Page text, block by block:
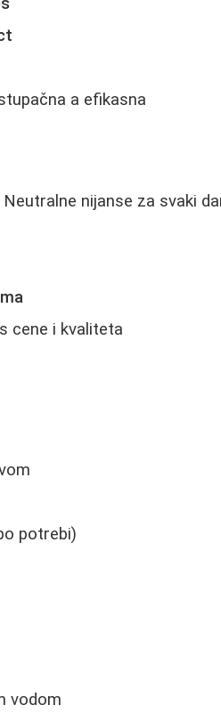
a efikasna
Neutralne nijanse za svaki
cene i kvaliteta
potrebi)
vodom